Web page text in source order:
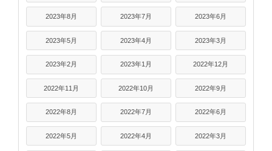
2023年8月 2023年7月 2023年6月
2023年5月 2023年4月 2023年3月
2023年2月 2023年1月 2022年12月
2022年11月 2022年10月 2022年9月
2022年8月 2022年7月 2022年6月
2022年5月 2022年4月 2022年3月